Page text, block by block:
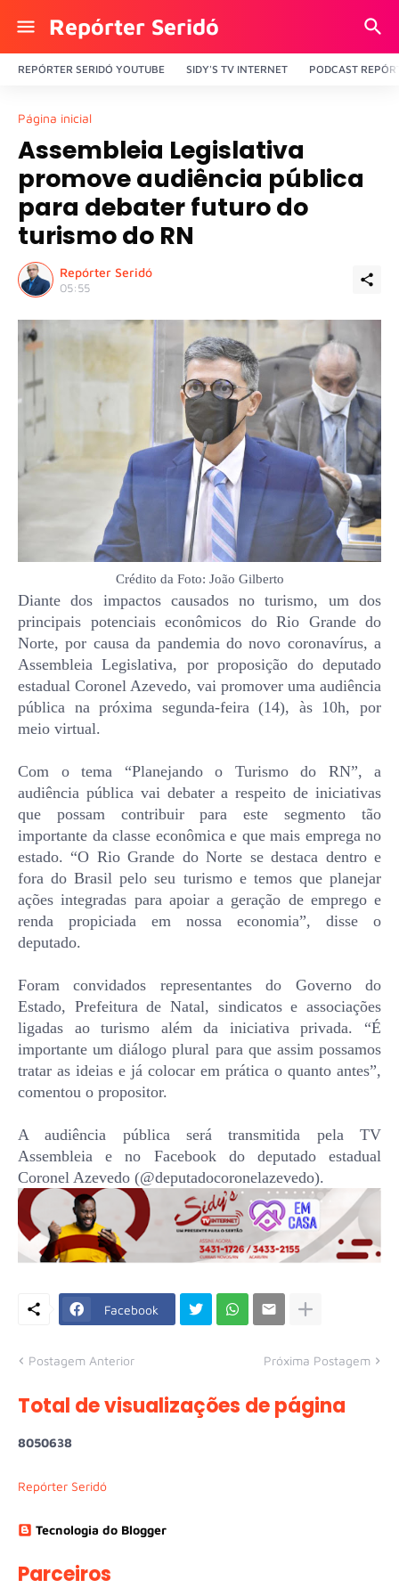
Repórter Seridó
REPÓRTER SERIDÓ YOUTUBE SIDY'S TV INTERNET PODCAST
Página inicial
Assembleia Legislativa
promove audiência pública
para debater futuro do
turismo do RN
Repórter Seridó
05:55
Crédito da Foto: João Gilberto
Diante dos impactos causados no turismo, um dos
principais potenciais econômicos do Rio Grande do
Norte, por causa da pandemia do novo coronavírus, a
Assembleia Legislativa, por proposição do deputado
estadual Coronel Azevedo, vai promover uma audiência
pública na próxima segunda-feira (14), às 10h, por
meio virtual.
Com o tema “Planejando o Turismo do RN”, a
audiência pública vai debater a respeito de iniciativas
que possam contribuir para este segmento tão
importante da classe econômica e que mais emprega no
estado. “O Rio Grande do Norte se destaca dentro e
fora do Brasil pelo seu turismo e temos que planejar
ações integradas para apoiar a geração de emprego e
renda propiciada em nossa economia”, disse o
deputado.
Foram convidados representantes do Governo do
Estado, Prefeitura de Natal, sindicatos e associações
ligadas ao turismo além da iniciativa privada. “É
importante um diálogo plural para que assim possamos
tratar as ideias e já colocar em prática o quanto antes”,
comentou o propositor.
A audiência pública será transmitida pela TV
Assembleia e no Facebook do deputado estadual
Coronel Azevedo (@deputadocoronelazevedo).
Facebook
Postagem Anterior Próxima Postagem
Total de visualizações de página
8050638
Repórter Seridó
Tecnologia do Blogger
Parceiros